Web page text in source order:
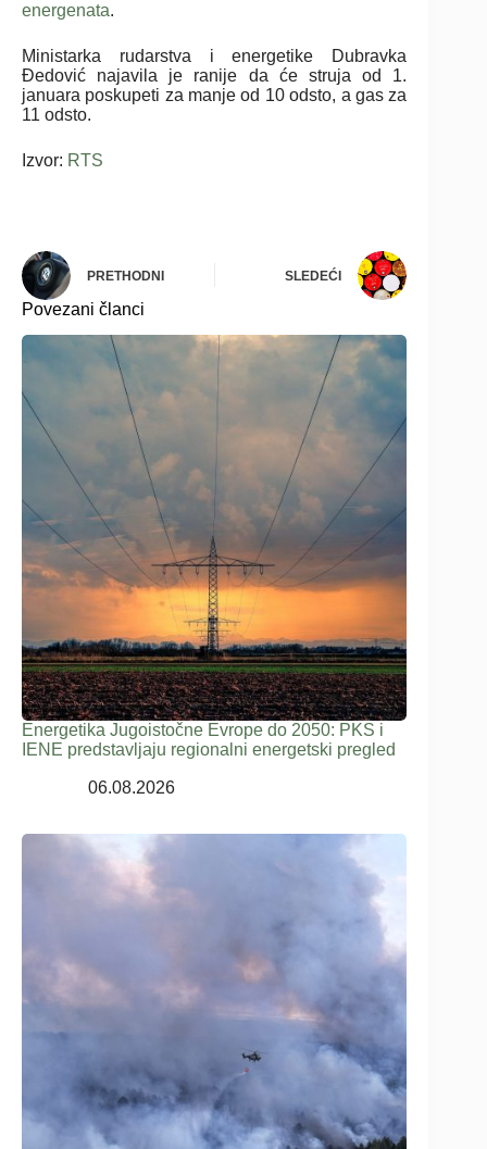
energenata.
Ministarka rudarstva i energetike Dubravka
Đedović najavila je ranije da će struja od 1.
januara poskupeti za manje od 10 odsto, a gas za
11 odsto.
Izvor: RTS
PRETHODNI SLEDEĆI
Povezani članci
Energetika Jugoistočne Evrope do 2050: PKS i
IENE predstavljaju regionalni energetski pregled
06.08.2026